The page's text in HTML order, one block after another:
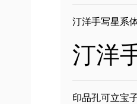
汀洋手写星系
汀洋
印品孔可立宝